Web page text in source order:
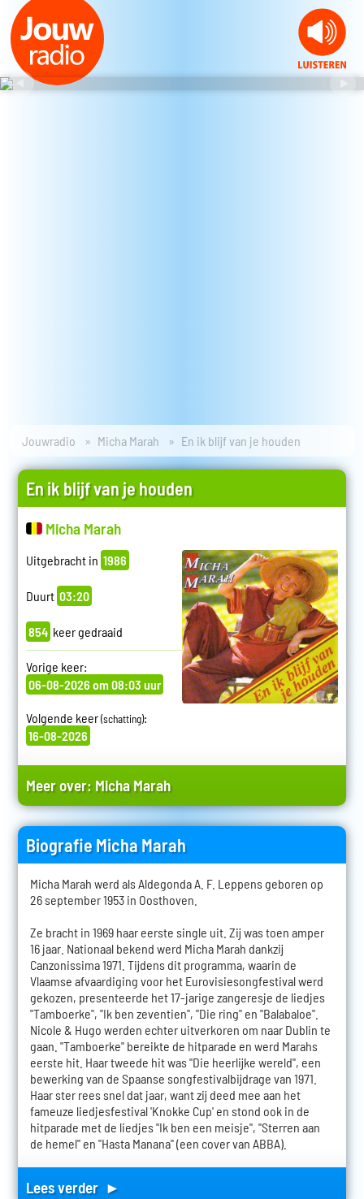
Jouwradio Micha Marah En ik blijf van je houden
En ik blijf van je houden
Micha Marah
Uitgebracht in 1986
Duurt 03:20
854 keer gedraaid
Vorige keer:
06-08-2026 om 08:03 uur
Volgende keer(schatting):
16-08-2026
Meer over: Micha Marah
Biografie Micha Marah
Micha Marah werd als Aldegonda A. F. Leppens geboren op
26 september 1953 in Oosthoven.
Ze bracht in 1969 haar eerste single uit. Zij was toen amper
16 jaar. Nationaal bekend werd Micha Marah dankzij
Canzonissima 1971. Tijdens dit programma, waarin de
Vlaamse afvaardiging voor het Eurovisiesongfestival werd
gekozen, presenteerde het 17-jarige zangeresje de liedjes
"Tamboerke", "Ik ben zeventien", "Die ring" en "Balabaloe".
Nicole & Hugo werden echter uitverkoren om naar Dublin te
gaan. "Tamboerke" bereikte de hitparade en werd Marahs
eerste hit. Haar tweede hit was "Die heerlijke wereld", een
bewerking van de Spaanse songfestivalbijdrage van 1971.
Haar ster rees snel dat jaar, want zij deed mee aan het
fameuze liedjesfestival 'Knokke Cup' en stond ook in de
hitparade met de liedjes "Ik ben een meisje", "Sterren aan
de hemel" en "Hasta Manana" (een cover van ABBA).
Lees verder ►